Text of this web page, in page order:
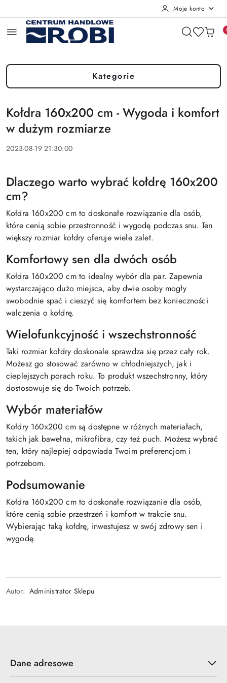
Moje konto
Kategorie
Kołdra 160x200 cm - Wygoda i komfort
w dużym rozmiarze
2023-08-19 21:30:00
Dlaczego warto wybrać kołdrę 160x200
cm?
Kołdra 160x200 cm to doskonałe rozwiązanie dla osób,
które cenią sobie przestronność i wygodę podczas snu. Ten
większy rozmiar kołdry oferuje wiele zalet.
Komfortowy sen dla dwóch osób
Kołdra 160x200 cm to idealny wybór dla par. Zapewnia
wystarczająco dużo miejsca, aby dwie osoby mogły
swobodnie spać i cieszyć się komfortem bez konieczności
walczenia o kołdrę.
Wielofunkcyjność i wszechstronność
Taki rozmiar kołdry doskonale sprawdza się przez cały rok.
Możesz go stosować zarówno w chłodniejszych, jak i
cieplejszych porach roku. To produkt wszechstronny, który
dostosowuje się do Twoich potrzeb.
Wybór materiałów
Kołdry 160x200 cm są dostępne w różnych materiałach,
takich jak bawełna, mikrofibra, czy też puch. Możesz wybrać
ten, który najlepiej odpowiada Twoim preferencjom i
potrzebom.
Podsumowanie
Kołdra 160x200 cm to doskonałe rozwiązanie dla osób,
które cenią sobie przestrzeń i komfort w trakcie snu.
Wybierając taką kołdrę, inwestujesz w swój zdrowy sen i
wygodę.
Autor: Administrator Sklepu
Dane adresowe